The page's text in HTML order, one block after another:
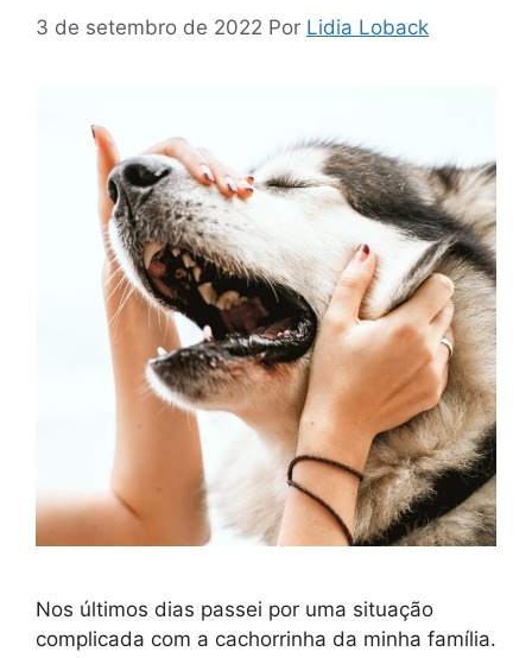
3 de setembro de 2022 Por Lidia Loback
Nos últimos dias passei por uma situação
complicada com a cachorrinha da minha família.